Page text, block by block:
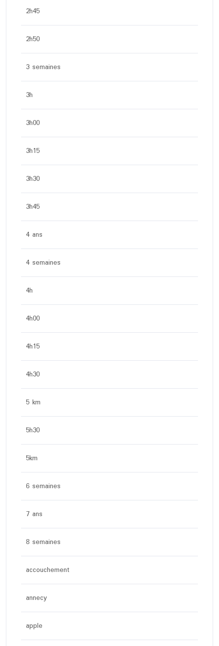
2h45
2h50
3 semaines
3h
3h00
3h15
3h30
3h45
4 ans
4 semaines
4h
4h00
4h15
4h30
5 km
5h30
5km
6 semaines
7 ans
8 semaines
accouchement
annecy
apple